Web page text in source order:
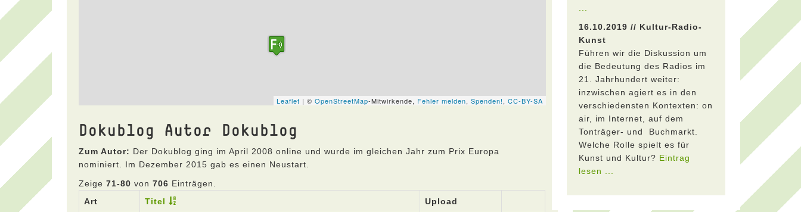
Dokublog Autor Dokublog
Zum Autor: Der Dokublog ging im April 2008 online und wurde im gleichen Jahr zum Prix Europa
nominiert. Im Dezember 2015 gab es einen Neustart.
Zeige 71-80 von 706 Einträgen.
Art
Titel Upload
16.10.2019 // Kultur-Radio-
Kunst
Führen wir die Diskussion um
die Bedeutung des Radios im
21. Jahrhundert weiter:
inzwischen agiert es in den
verschiedensten Kontexten: on
air, im Internet, auf dem
Tonträger- und Buchmarkt.
Welche Rolle spielt es für
Kunst und Kultur? Eintrag
lesen ...